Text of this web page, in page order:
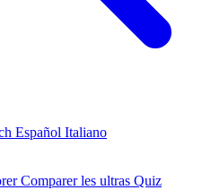
Español Italiano
Comparer les ultras Quiz